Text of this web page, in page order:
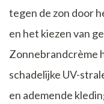
tegen de zon door
en het kiezen van
Zonnebrandcrème
schadelijke UV-
en ademende